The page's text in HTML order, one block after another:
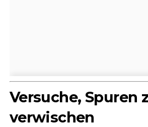
Versuche, Spuren
verwischen